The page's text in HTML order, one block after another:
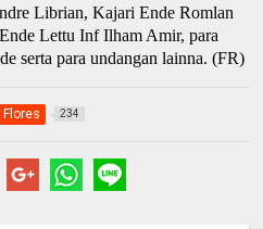
Librian, Kajari Ende Romlan
Lettu Inf Ilham Amir,para
serta para undangan lainna. (FR)
Flores 234